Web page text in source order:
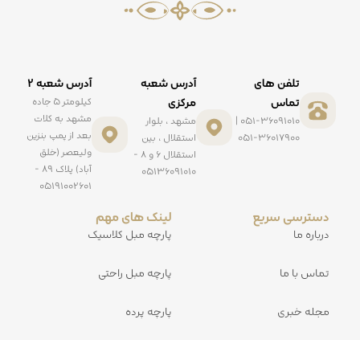
تلفن های
تماس
051-36091010 |
051-36017900
آدرس شعبه
مرکزی
مشهد ، بلوار
استقلال ، بین
استقلال ۶ و ۸ -
۰۵۱۳۶۰۹۱۰۱۰
آدرس شعبه ۲
کیلومتر ۵ جاده
مشهد به کلات
بعد از پمپ بنزین
ولیعصر (خلق
آباد) پلاک ۸۹ -
۰۵۱۹۱۰۰۲۶۰۱
دسترسی سریع
درباره ما
تماس با ما
مجله خبری
لینک های مهم
پارچه مبل کلاسیک
پارچه مبل راحتی
پارچه پرده